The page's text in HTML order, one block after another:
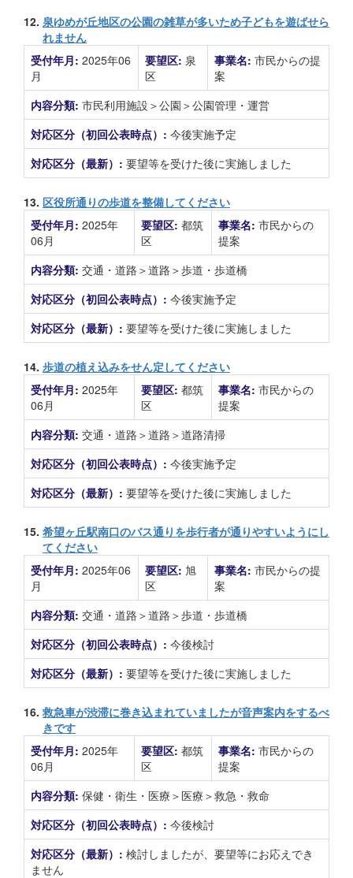
12. 泉ゆめが丘地区の公園の雑草が多いため子どもを遊ばせら
れません
受付年月: 2025年06
月
要望区: 泉
区
事業名: 市民からの提
案
内容分類: 市民利用施設＞公園＞公園管理・運営
対応区分（初回公表時点）: 今後実施予定
対応区分（最新）: 要望等を受けた後に実施しました
13. 区役所通りの歩道を整備してください
受付年月: 2025年
06月
要望区: 都筑
区
事業名: 市民からの
提案
内容分類: 交通・道路＞道路＞歩道・歩道橋
対応区分（初回公表時点）: 今後実施予定
対応区分（最新）: 要望等を受けた後に実施しました
14. 歩道の植え込みをせん定してください
受付年月: 2025年
06月
要望区: 都筑
区
事業名: 市民からの
提案
内容分類: 交通・道路＞道路＞道路清掃
対応区分（初回公表時点）: 今後実施予定
対応区分（最新）: 要望等を受けた後に実施しました
15. 希望ヶ丘駅南口のバス通りを歩行者が通りやすいようにし
てください
受付年月: 2025年06
月
要望区: 旭
区
事業名: 市民からの提
案
内容分類: 交通・道路＞道路＞歩道・歩道橋
対応区分（初回公表時点）: 今後検討
対応区分（最新）: 要望等を受けた後に実施しました
16. 救急車が渋滞に巻き込まれていましたが音声案内をするべ
きです
受付年月: 2025年
06月
要望区: 都筑
区
事業名: 市民からの
提案
内容分類: 保健・衛生・医療＞医療＞救急・救命
対応区分（初回公表時点）: 今後検討
対応区分（最新）: 検討しましたが、要望等にお応えでき
ません